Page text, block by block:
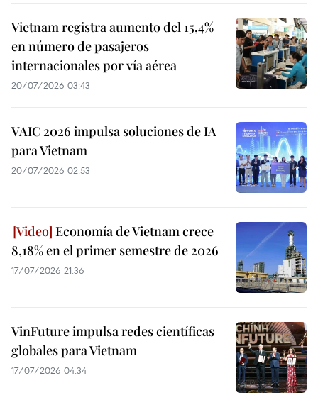
Vietnam registra aumento del 15,4%
en número de pasajeros
internacionales por vía aérea
20/07/2026 03:43
VAIC 2026 impulsa soluciones de IA
para Vietnam
20/07/2026 02:53
Economía de Vietnam crece
8,18% en el primer semestre de 2026
17/07/2026 21:36
VinFuture impulsa redes científicas
globales para Vietnam
17/07/2026 04:34